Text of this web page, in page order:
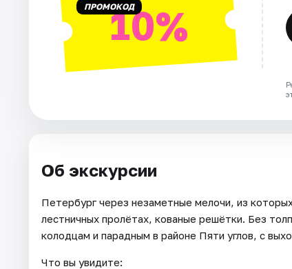
ПРОМОКОД10%
Об экскурсии
Петербург через незаметные мелочи, из
лестничных пролётах, кованые решётки. Без
колодцам и парадным в районе Пяти углов, с
Что вы увидите: